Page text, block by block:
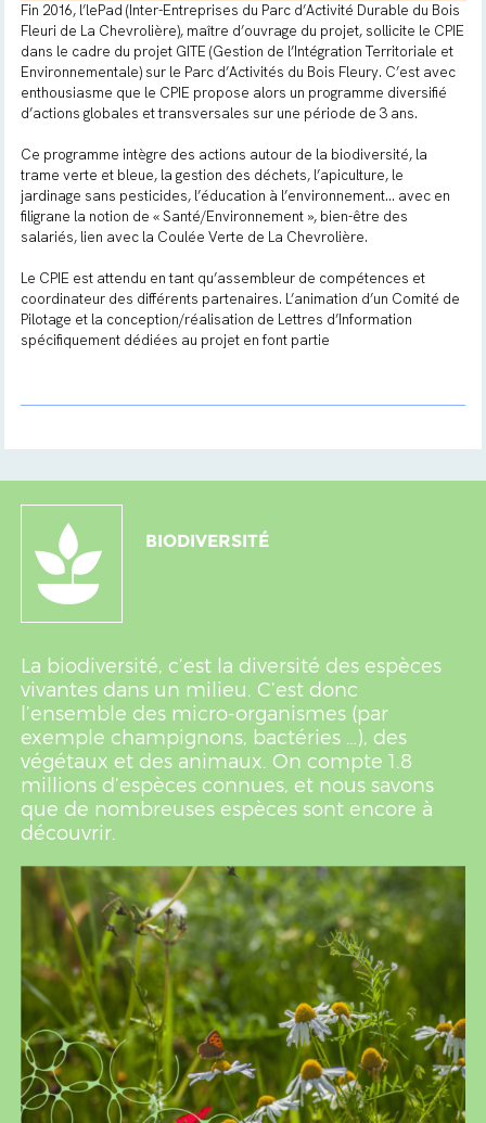
Fin 2016, l’lePad (Inter-Entreprises du Parc d’Activité Durable du Bois
Fleuri de La Chevrolière), maître d’ouvrage du projet, sollicite le CPIE
dans le cadre du projet GITE (Gestion de l’Intégration Territoriale et
Environnementale) sur le Parc d’Activités du Bois Fleury. C’est avec
enthousiasme que le CPIE propose alors un programme diversifié
d’actions globales et transversales sur une période de 3 ans.
Ce programme intègre des actions autour de la biodiversité, la
trame verte et bleue, la gestion des déchets, l’apiculture, le
jardinage sans pesticides, l’éducation à l’environnement… avec en
filigrane la notion de « Santé/Environnement », bien-être des
salariés, lien avec la Coulée Verte de La Chevrolière.
Le CPIE est attendu en tant qu’assembleur de compétences et
coordinateur des différents partenaires. L’animation d’un Comité de
Pilotage et la conception/réalisation de Lettres d’Information
spécifiquement dédiées au projet en font partie
BIODIVERSITÉ
La biodiversité, c’est la diversité des espèces
vivantes dans un milieu. C’est donc
l’ensemble des micro-organismes (par
exemple champignons, bactéries …), des
végétaux et des animaux. On compte 1.8
millions d’espèces connues, et nous savons
que de nombreuses espèces sont encore à
découvrir.